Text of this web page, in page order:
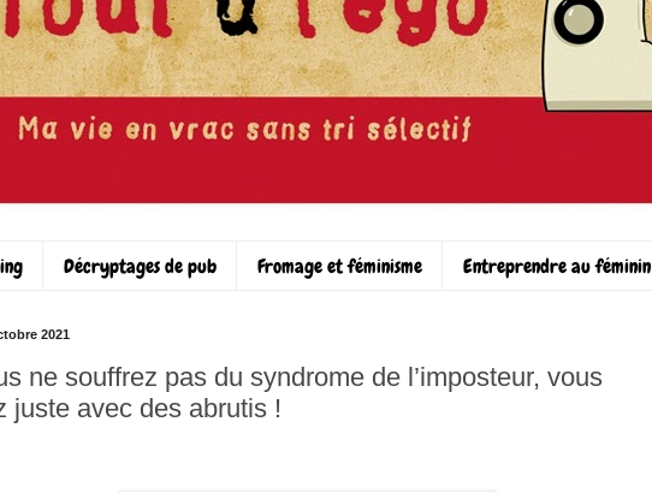
Décryptages de pub Fromage et féminisme Entreprendre au féminin
2021
ne souffrez pas du syndrome de l’imposteur, vous
juste avec des abrutis !